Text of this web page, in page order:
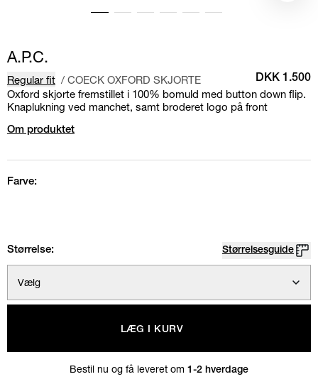
A.P.C.
Regular fit / COECK OXFORD SKJORTE DKK 1.500
Oxford skjorte fremstillet i 100% bomuld med button down flip.
Knaplukning ved manchet, samt broderet logo på front
Om produktet
Farve:
Størrelse: Størrelsesguide
Vælg
LÆG I KURV
Bestil nu og få leveret om 1-2 hverdage